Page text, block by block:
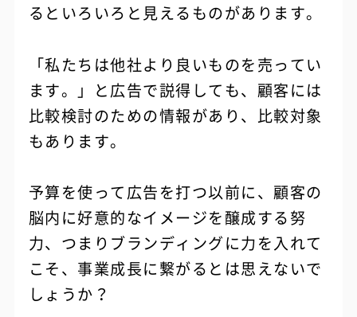
るといろいろと見えるものがあります。
「私たちは他社より良いものを売ってい
ます。」と広告で説得しても、顧客には
比較検討のための情報があり、比較対象
もあります。
予算を使って広告を打つ以前に、顧客の
脳内に好意的なイメージを醸成する努
力、つまりブランディングに力を入れて
こそ、事業成長に繋がるとは思えないで
しょうか？